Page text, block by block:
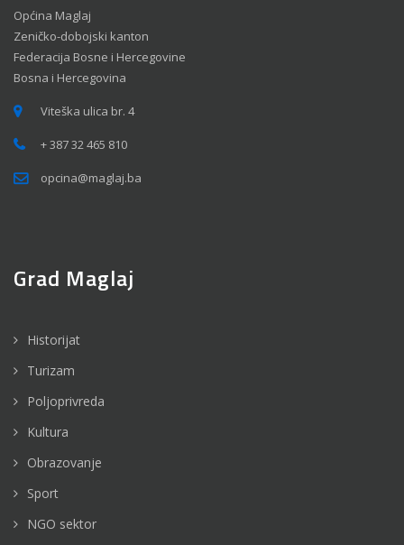
Općina Maglaj
Zeničko-dobojski kanton
Federacija Bosne i Hercegovine
Bosna i Hercegovina
Viteška ulica br. 4
+ 387 32 465 810
opcina@maglaj.ba
Grad Maglaj
Historijat
Turizam
Poljoprivreda
Kultura
Obrazovanje
Sport
NGO sektor